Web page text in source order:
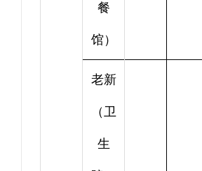
餐
馆）
老新
（卫
生